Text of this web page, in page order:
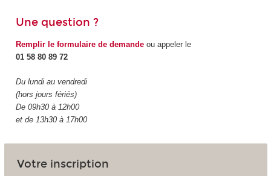
Une question ?
Remplir le formulaire de demandeou appeler le
01 58 80 89 72
Du lundi au vendredi
(hors jours fériés)
De 09h30 à 12h00
et de 13h30 à 17h00
Votre inscription